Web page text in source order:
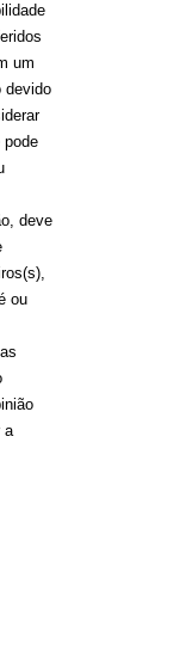
um
devido
deve
ou
a